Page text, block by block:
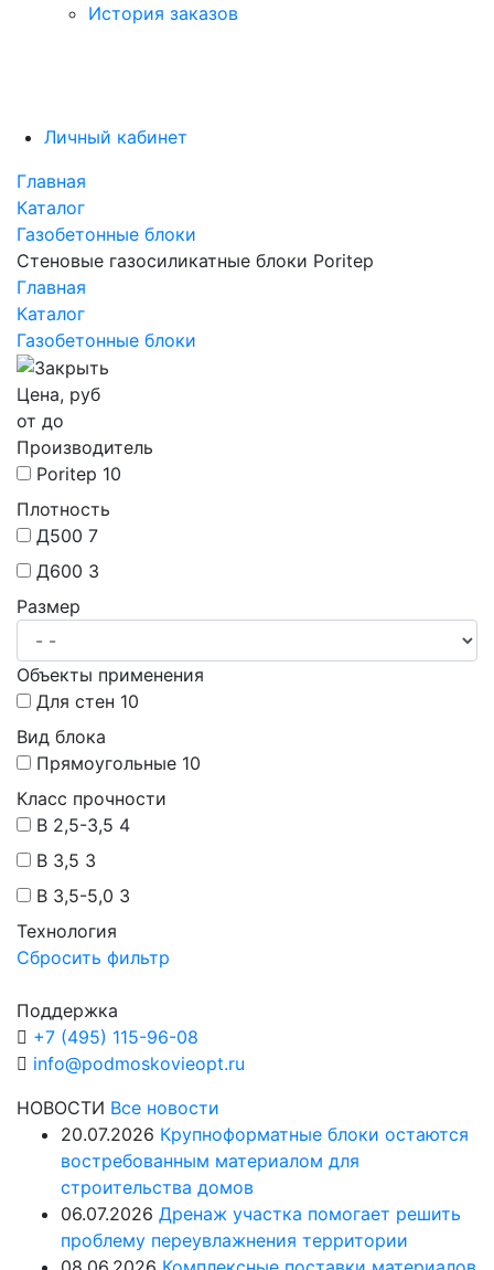
История заказов
Личный кабинет
Главная
Каталог
Газобетонные блоки
Стеновые газосиликатные блоки Poritep
Главная
Каталог
Газобетонные блоки
Цена, руб
от до
Производитель
Poritep 10
Плотность
Д500 7
Д600 3
Размер
Объекты применения
Для стен 10
Вид блока
Прямоугольные 10
Класс прочности
B 2,5-3,5 4
B 3,5 3
B 3,5-5,0 3
Технология
Сбросить фильтр
Поддержка
+7 (495) 115-96-08
info@podmoskovieopt.ru
НОВОСТИ Все новости
20.07.2026 Крупноформатные блоки остаются
востребованным материалом для
строительства домов
06.07.2026 Дренаж участка помогает решить
проблему переувлажнения территории